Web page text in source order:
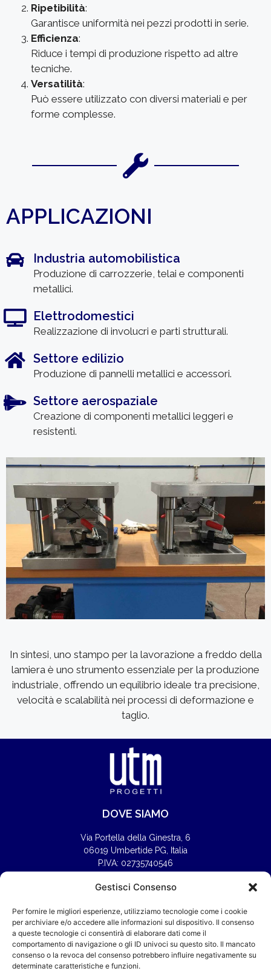
Gestisci Consenso
Per fornire le migliori esperienze, utilizziamo tecnologie come i cookie
per archiviare e/o accedere alle informazioni sul dispositivo. Il consenso
a queste tecnologie ci consentirà di elaborare dati come il
comportamento di navigazione o gli ID univoci su questo sito. Il mancato
consenso o la revoca del consenso potrebbero influire negativamente su
determinate caratteristiche e funzioni.
Ripetibilità:
Garantisce uniformità nei pezzi prodotti in serie.
Efficienza:
Riduce i tempi di produzione rispetto ad altre
tecniche.
Versatilità:
Può essere utilizzato con diversi materiali e per
forme complesse.
APPLICAZIONI
Industria automobilistica
Produzione di carrozzerie, telai e componenti
metallici.
Elettrodomestici
Realizzazione di involucri e parti strutturali.
Settore edilizio
Produzione di pannelli metallici e accessori.
Settore aerospaziale
Creazione di componenti metallici leggeri e
resistenti.
In sintesi, uno stampo per la lavorazione a freddo della
lamiera è uno strumento essenziale per la produzione
industriale, offrendo un equilibrio ideale tra precisione,
velocità e scalabilità nei processi di deformazione e
taglio.
DOVE SIAMO
Via Portella della Ginestra, 6
06019 Umbertide PG, Italia
P.IVA: 02735740546
Francesco: 333 2017675
Alessandro: 347 6563047
utm.progetti@utm-progetti.com